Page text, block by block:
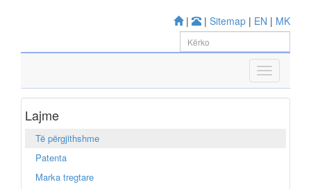
| | Sitemap | EN | MK
Lajme
Të përgjithshme
Patenta
Marka tregtare